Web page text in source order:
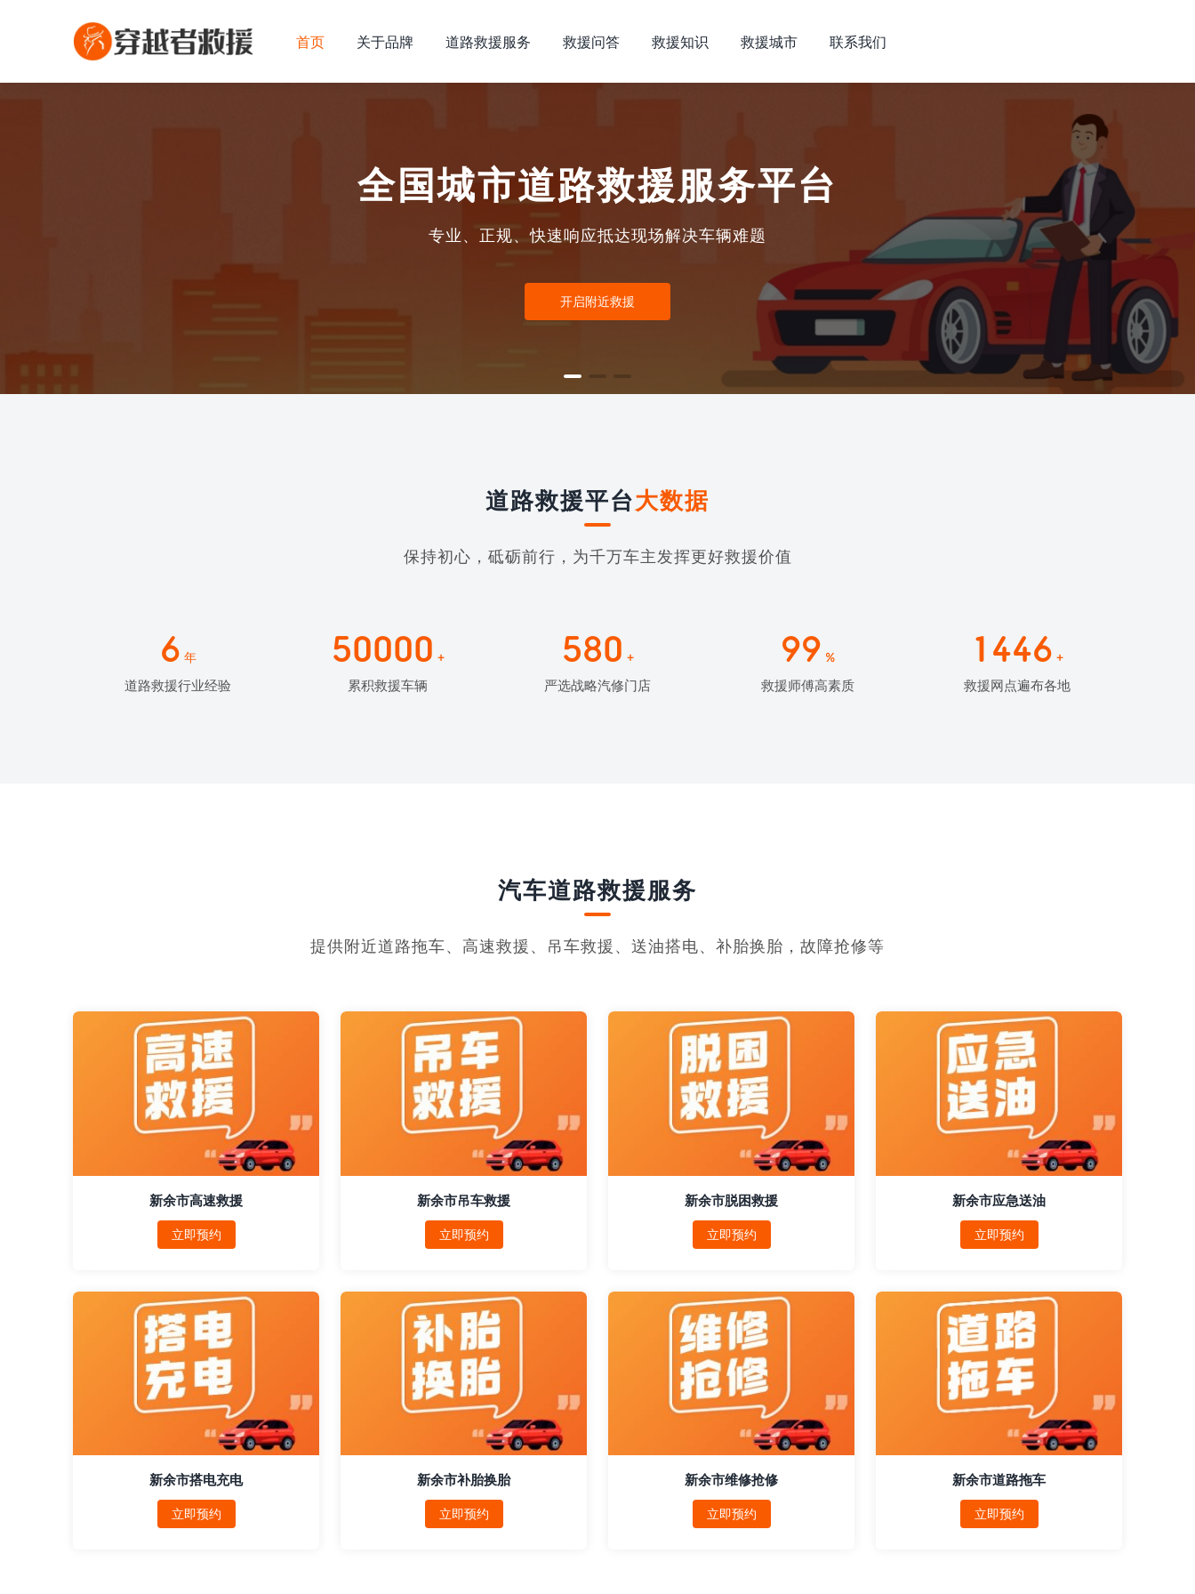
首页 关于品牌 道路救援服务 救援问答 救援知识 救援城市 联系我们
全国城市道路救援服务平台
专业、正规、快速响应抵达现场解决车辆难题
开启附近救援
道路救援平台大数据
保持初心，砥砺前行，为千万车主发挥更好救援价值
6 年
道路救援行业经验
50000 +
累积救援车辆
580 +
严选战略汽修门店
99 %
救援师傅高素质
1446 +
救援网点遍布各地
汽车道路救援服务
提供附近道路拖车、高速救援、吊车救援、送油搭电、补胎换胎，故障抢修等
新余市高速救援
立即预约
新余市吊车救援
立即预约
新余市脱困救援
立即预约
新余市应急送油
立即预约
新余市搭电充电
立即预约
新余市补胎换胎
立即预约
新余市维修抢修
立即预约
新余市道路拖车
立即预约